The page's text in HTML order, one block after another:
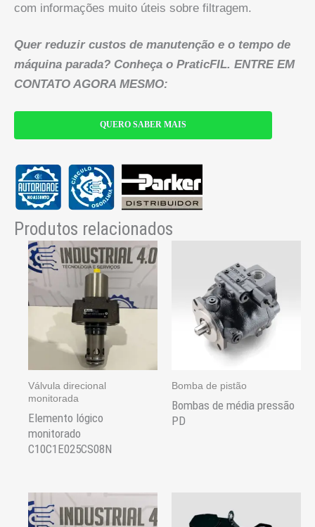
com informações muito úteis sobre filtragem.
Quer reduzir custos de manutenção e o tempo de
máquina parada? Conheça o PraticFIL. ENTRE EM
CONTATO AGORA MESMO:
QUERO SABER MAIS
Produtos relacionados
Válvula direcional
monitorada
Elemento lógico
monitorado
C10C1E025CS08N
Bomba de pistão
Bombas de média pressão
PD